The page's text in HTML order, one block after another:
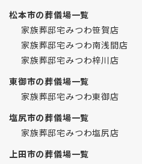
松本市の葬儀場一覧
家族葬邸宅みつわ笹賀店
家族葬邸宅みつわ南浅間店
家族葬邸宅みつわ梓川店
東御市の葬儀場一覧
家族葬邸宅みつわ東御店
塩尻市の葬儀場一覧
家族葬邸宅みつわ塩尻店
上田市の葬儀場一覧